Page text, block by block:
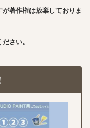
著作権は放棄しておりま
さい。